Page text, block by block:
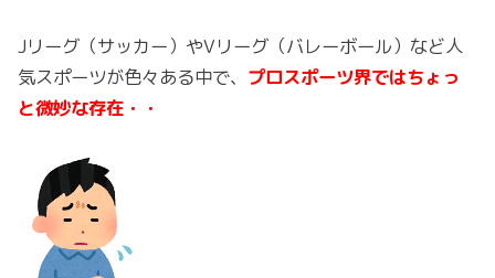
Jリーグ（サッカー）やVリーグ（バレーボール）など人
気スポーツが色々ある中で、 プロスポーツ界ではちょっ
と微妙な存在・・